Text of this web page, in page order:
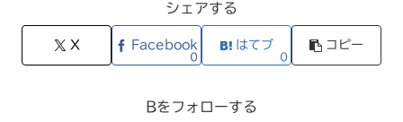
シェアする
X Facebook
0
はてブ
0
コピー
Bをフォローする